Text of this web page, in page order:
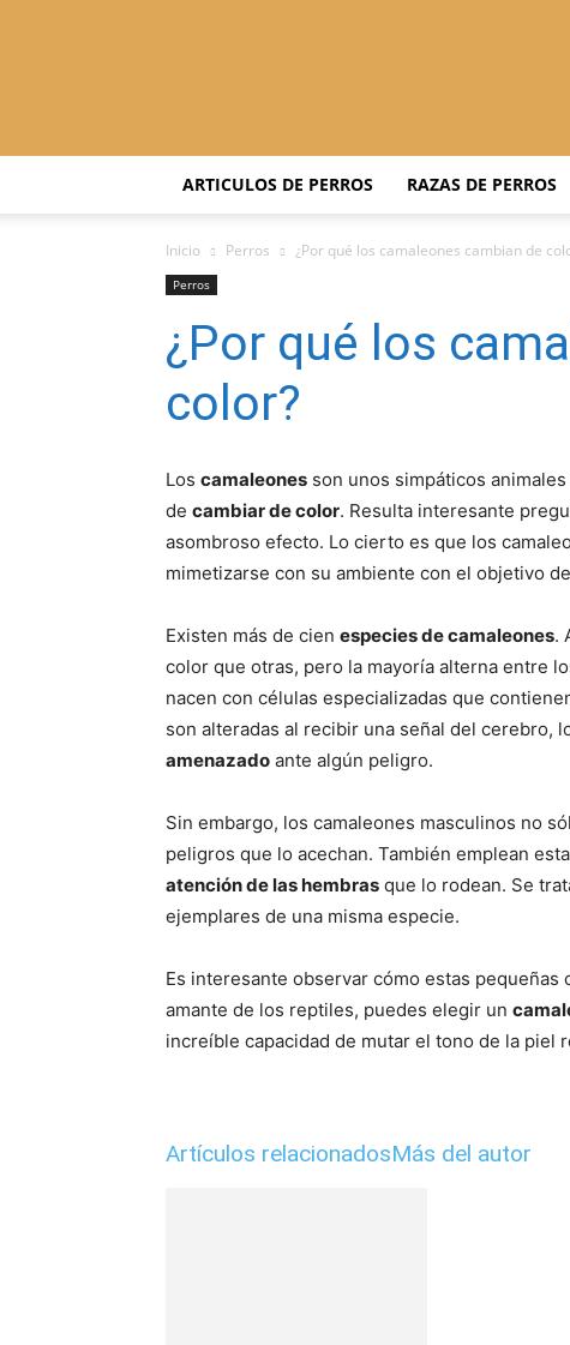
ARTICULOS DE PERROS RAZAS DE PERROS
Inicio Perros ¿Por qué los camaleones cambian de
Perros
¿Por qué los
color?
Los camaleones son unos simpáticos
de cambiar de color. Resulta interesante
asombroso efecto. Lo cierto es que los
mimetizarse con su ambiente con el objetivo de
Existen más de cien especies de camaleones.
color que otras, pero la mayoría alterna entre
nacen con células especializadas que
son alteradas al recibir una señal del cerebro,
amenazado ante algún peligro.
Sin embargo, los camaleones masculinos no
peligros que lo acechan. También emplean
atención de las hembras que lo rodean. Se
ejemplares de una misma especie.
Es interesante observar cómo estas pequeñas
amante de los reptiles, puedes elegir un
increíble capacidad de mutar el tono de la piel
Artículos relacionadosMás del autor